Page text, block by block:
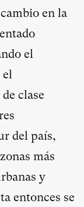
en la
el
clase
del país,
más
y
entonces se